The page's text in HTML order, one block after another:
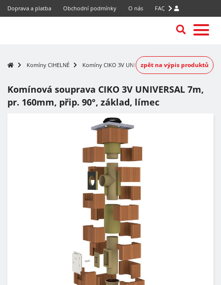
Doprava a platba Obchodní podmínky O nás FAQ
Komíny CIHELNÉ Komíny CIKO 3V UNIVERSALzpět na výpis produktů
Komínová souprava CIKO 3V UNIVERSAL 7m,
pr. 160mm, přip. 90°, základ, límec